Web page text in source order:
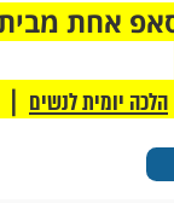
הלכה יומית לנשים |